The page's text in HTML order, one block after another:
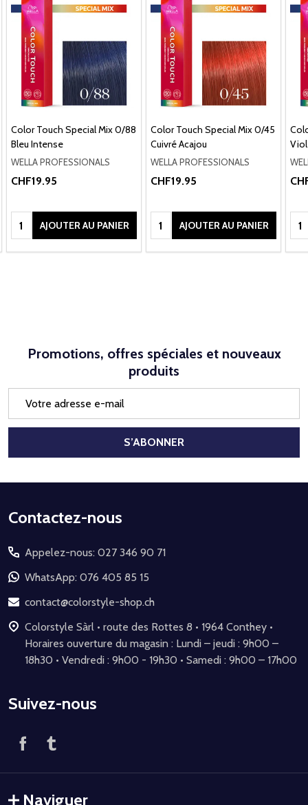
Color Touch Special Mix 0/88
Bleu Intense
WELLA PROFESSIONALS
CHF19.95
Quantité:AJOUTER AU PANIER
Color Touch Special Mix 0/45
Cuivré Acajou
WELLA PROFESSIONALS
CHF19.95
Quantité:AJOUTER AU PANIER
Promotions, offres spéciales et nouveaux
produits
mail
S’ABONNER
Début
pied
de
page
Contactez-nous
Appelez-nous: 027 346 90 71
WhatsApp: 076 405 85 15
contact@colorstyle-shop.ch
Colorstyle Sàrl • route des Rottes 8 • 1964 Conthey •
Horaires ouverture du magasin : Lundi – jeudi : 9h00 –
18h30 • Vendredi : 9h00 - 19h30 • Samedi : 9h00 – 17h00
Suivez-nous
Naviguer